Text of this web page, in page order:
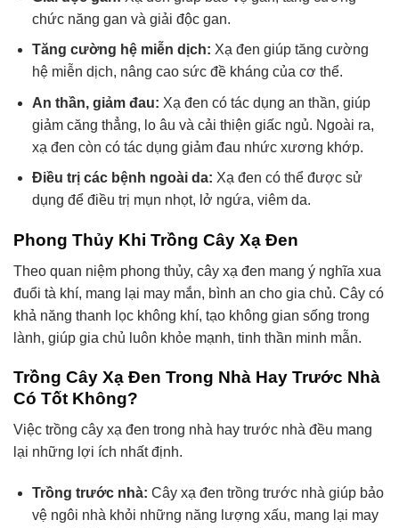
chức năng gan và giải độc gan.
Tăng cường hệ miễn dịch: Xạ đen giúp tăng cường
hệ miễn dịch, nâng cao sức đề kháng của cơ thể.
An thần, giảm đau: Xạ đen có tác dụng an thần, giúp
giảm căng thẳng, lo âu và cải thiện giấc ngủ. Ngoài ra,
xạ đen còn có tác dụng giảm đau nhức xương khớp.
Điều trị các bệnh ngoài da: Xạ đen có thể được sử
dụng để điều trị mụn nhọt, lở ngứa, viêm da.
Phong Thủy Khi Trồng Cây Xạ Đen
Theo quan niệm phong thủy, cây xạ đen mang ý nghĩa xua
đuổi tà khí, mang lại may mắn, bình an cho gia chủ. Cây có
khả năng thanh lọc không khí, tạo không gian sống trong
lành, giúp gia chủ luôn khỏe mạnh, tinh thần minh mẫn.
Trồng Cây Xạ Đen Trong Nhà Hay Trước Nhà
Có Tốt Không?
Việc trồng cây xạ đen trong nhà hay trước nhà đều mang
lại những lợi ích nhất định.
Trồng trước nhà: Cây xạ đen trồng trước nhà giúp bảo
vệ ngôi nhà khỏi những năng lượng xấu, mang lại may